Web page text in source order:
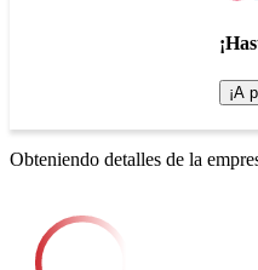
¡A
Obteniendo detalles de la